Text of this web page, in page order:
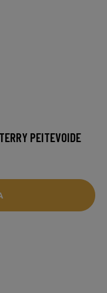
PEITEVOIDE